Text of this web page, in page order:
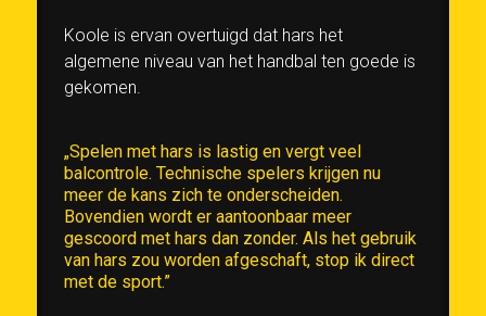
Koole is ervan overtuigd dat hars het
algemene niveau van het handbal ten goede is
gekomen.
„Spelen met hars is lastig en vergt veel
balcontrole. Technische spelers krijgen nu
meer de kans zich te onderscheiden.
Bovendien wordt er aantoonbaar meer
gescoord met hars dan zonder. Als het gebruik
van hars zou worden afgeschaft, stop ik direct
met de sport.”